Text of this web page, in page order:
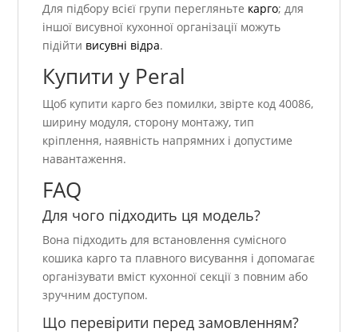
Для підбору всієї групи перегляньте карго; для
іншої висувної кухонної організації можуть
підійти висувні відра.
Купити у Peral
Щоб купити карго без помилки, звірте код 40086,
ширину модуля, сторону монтажу, тип
кріплення, наявність напрямних і допустиме
навантаження.
FAQ
Для чого підходить ця модель?
Вона підходить для встановлення сумісного
кошика карго та плавного висування і допомагає
організувати вміст кухонної секції з повним або
зручним доступом.
Що перевірити перед замовленням?